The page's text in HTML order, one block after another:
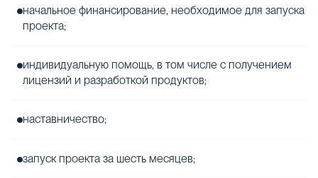
начальное финансирование, необходимое для запуска
проекта;
индивидуальную помощь, в том числе с получением
лицензий и разработкой продуктов;
наставничество;
запуск проекта за шесть месяцев;